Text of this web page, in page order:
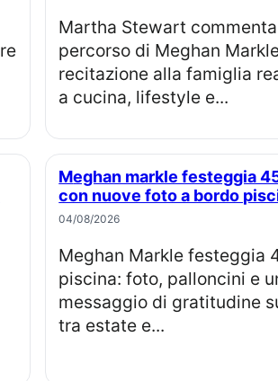
Martha Stewart commenta il
percorso di Meghan
recitazione alla famiglia
a cucina, lifestyle e...
Meghan markle festeggia 45 anni
con nuove foto a bordo
04/08/2026
Meghan Markle festeggia 45 anni in
piscina: foto, palloncini e
messaggio di gratitudine
tra estate e...